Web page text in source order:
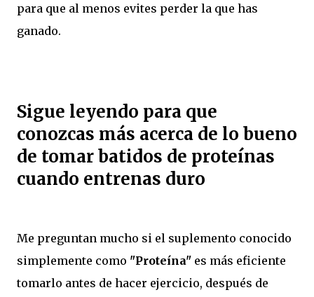
para que al menos evites perder la que has
ganado.
Sigue leyendo para que
conozcas más acerca de lo bueno
de tomar batidos de proteínas
cuando entrenas duro
Me preguntan mucho si el suplemento conocido
simplemente como "Proteína" es más eficiente
tomarlo antes de hacer ejercicio, después de